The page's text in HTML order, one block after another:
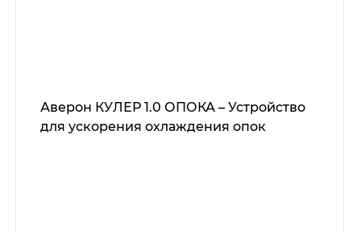
Аверон КУЛЕР 1.0 ОПОКА – Устройство
для ускорения охлаждения опок